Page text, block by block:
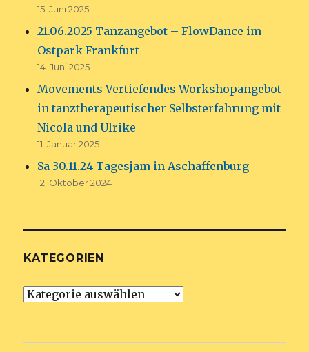
15. Juni 2025
21.06.2025 Tanzangebot – FlowDance im
Ostpark Frankfurt
14. Juni 2025
Movements Vertiefendes Workshopangebot
in tanztherapeutischer Selbsterfahrung mit
Nicola und Ulrike
11. Januar 2025
Sa 30.11.24 Tagesjam in Aschaffenburg
12. Oktober 2024
KATEGORIEN
Kategorien